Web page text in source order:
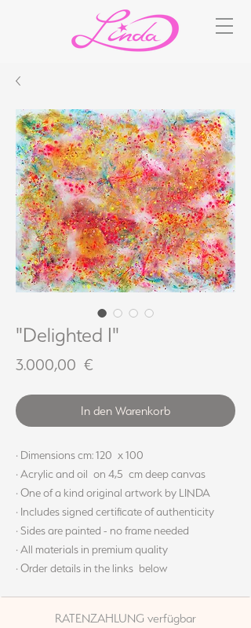
"Delighted I"
3.000,00 €
In den Warenkorb
· Dimensions cm: 120 x 100
· Acrylic and oil on 4,5 cm deep canvas
· One of a kind original artwork by LINDA
· Includes signed certificate of authenticity
· Sides are painted - no frame needed
· All materials in premium quality
· Order details in the links below
RATENZAHLUNG verfügbar